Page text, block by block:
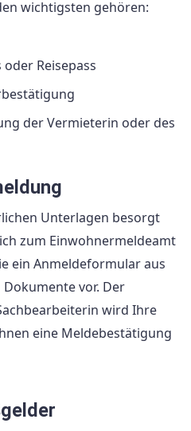
wichtigsten gehören:
Reisepass
der Vermieterin oder des
Unterlagen besorgt
zum Einwohnermeldeamt
ein Anmeldeformular aus
vor. Der
wird Ihre
eine Meldebestätigung